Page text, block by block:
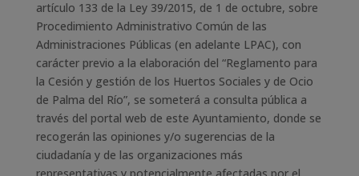
artículo 133 de la Ley 39/2015, de 1 de octubre, sobre
Procedimiento Administrativo Común de las
Administraciones Públicas (en adelante LPAC), con
carácter previo a la elaboración del “Reglamento para
la Cesión y gestión de los Huertos Sociales y de Ocio
de Palma del Río”, se someterá a consulta pública a
través del portal web de este Ayuntamiento, donde se
recogerán las opiniones y/o sugerencias de la
ciudadanía y de las organizaciones más